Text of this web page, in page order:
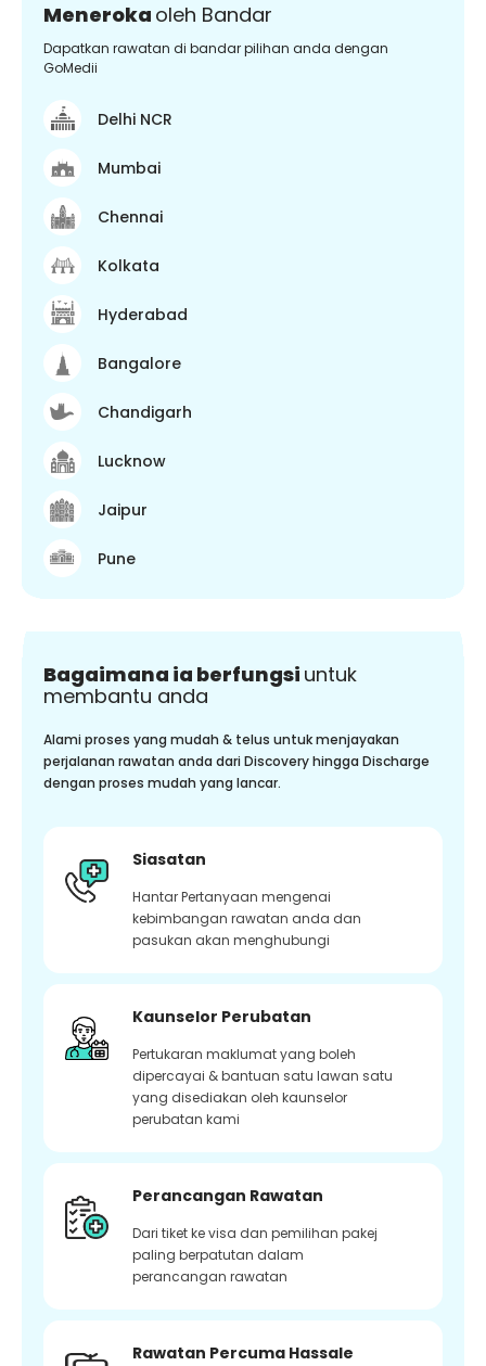
Meneroka oleh Bandar
Dapatkan rawatan di bandar pilihan anda dengan
GoMedii
Delhi NCR
Mumbai
Chennai
Kolkata
Hyderabad
Bangalore
Chandigarh
Lucknow
Jaipur
Pune
Bagaimana ia berfungsi untuk
membantu anda
Alami proses yang mudah & telus untuk menjayakan
perjalanan rawatan anda dari Discovery hingga Discharge
dengan proses mudah yang lancar.
Siasatan
Hantar Pertanyaan mengenai
kebimbangan rawatan anda dan
pasukan akan menghubungi
Kaunselor Perubatan
Pertukaran maklumat yang boleh
dipercayai & bantuan satu lawan satu
yang disediakan oleh kaunselor
perubatan kami
Perancangan Rawatan
Dari tiket ke visa dan pemilihan pakej
paling berpatutan dalam
perancangan rawatan
Rawatan Percuma Hassale